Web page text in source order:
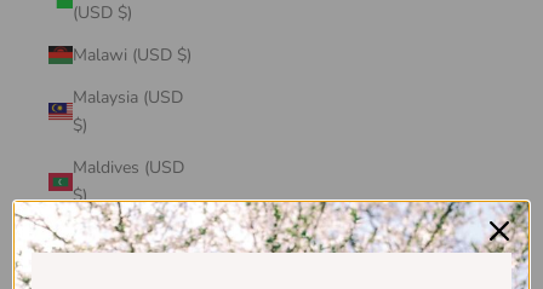
(USD $)
Malawi (USD $)
Malaysia (USD
$)
Maldives (USD
$)
Mali (USD $)